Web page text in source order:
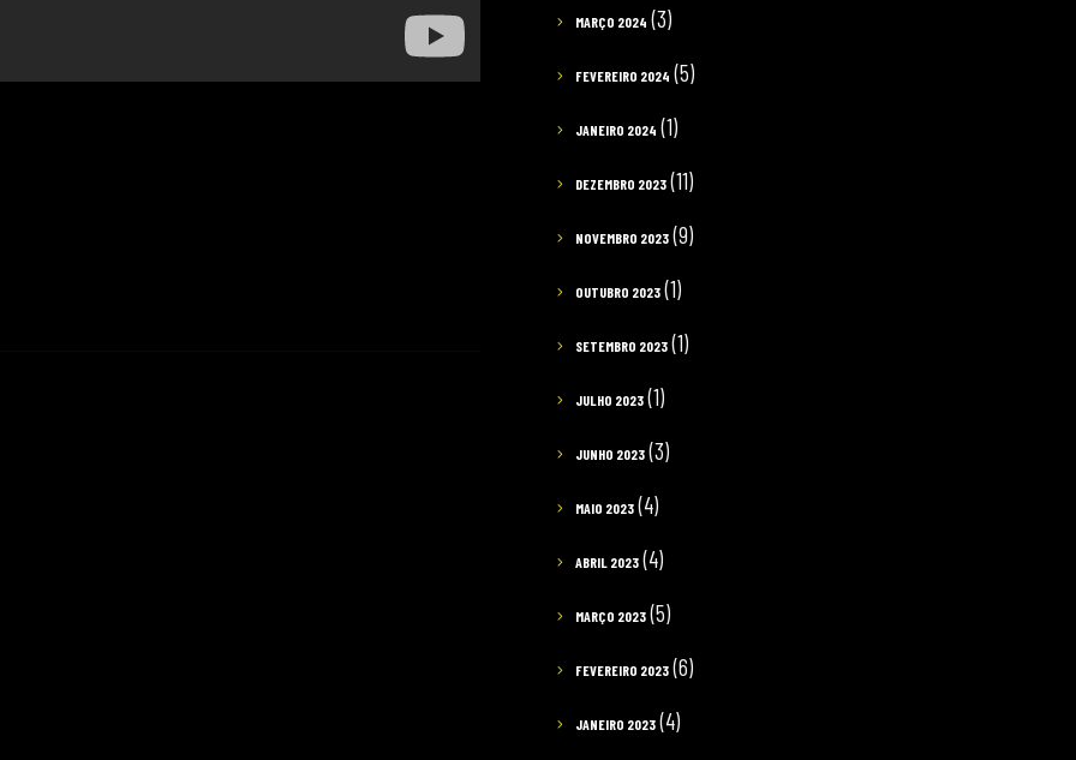
MARÇO 2024 (3)
FEVEREIRO 2024 (5)
JANEIRO 2024 (1)
DEZEMBRO 2023 (11)
NOVEMBRO 2023 (9)
OUTUBRO 2023 (1)
SETEMBRO 2023 (1)
JULHO 2023 (1)
JUNHO 2023 (3)
MAIO 2023 (4)
ABRIL 2023 (4)
MARÇO 2023 (5)
FEVEREIRO 2023 (6)
JANEIRO 2023 (4)